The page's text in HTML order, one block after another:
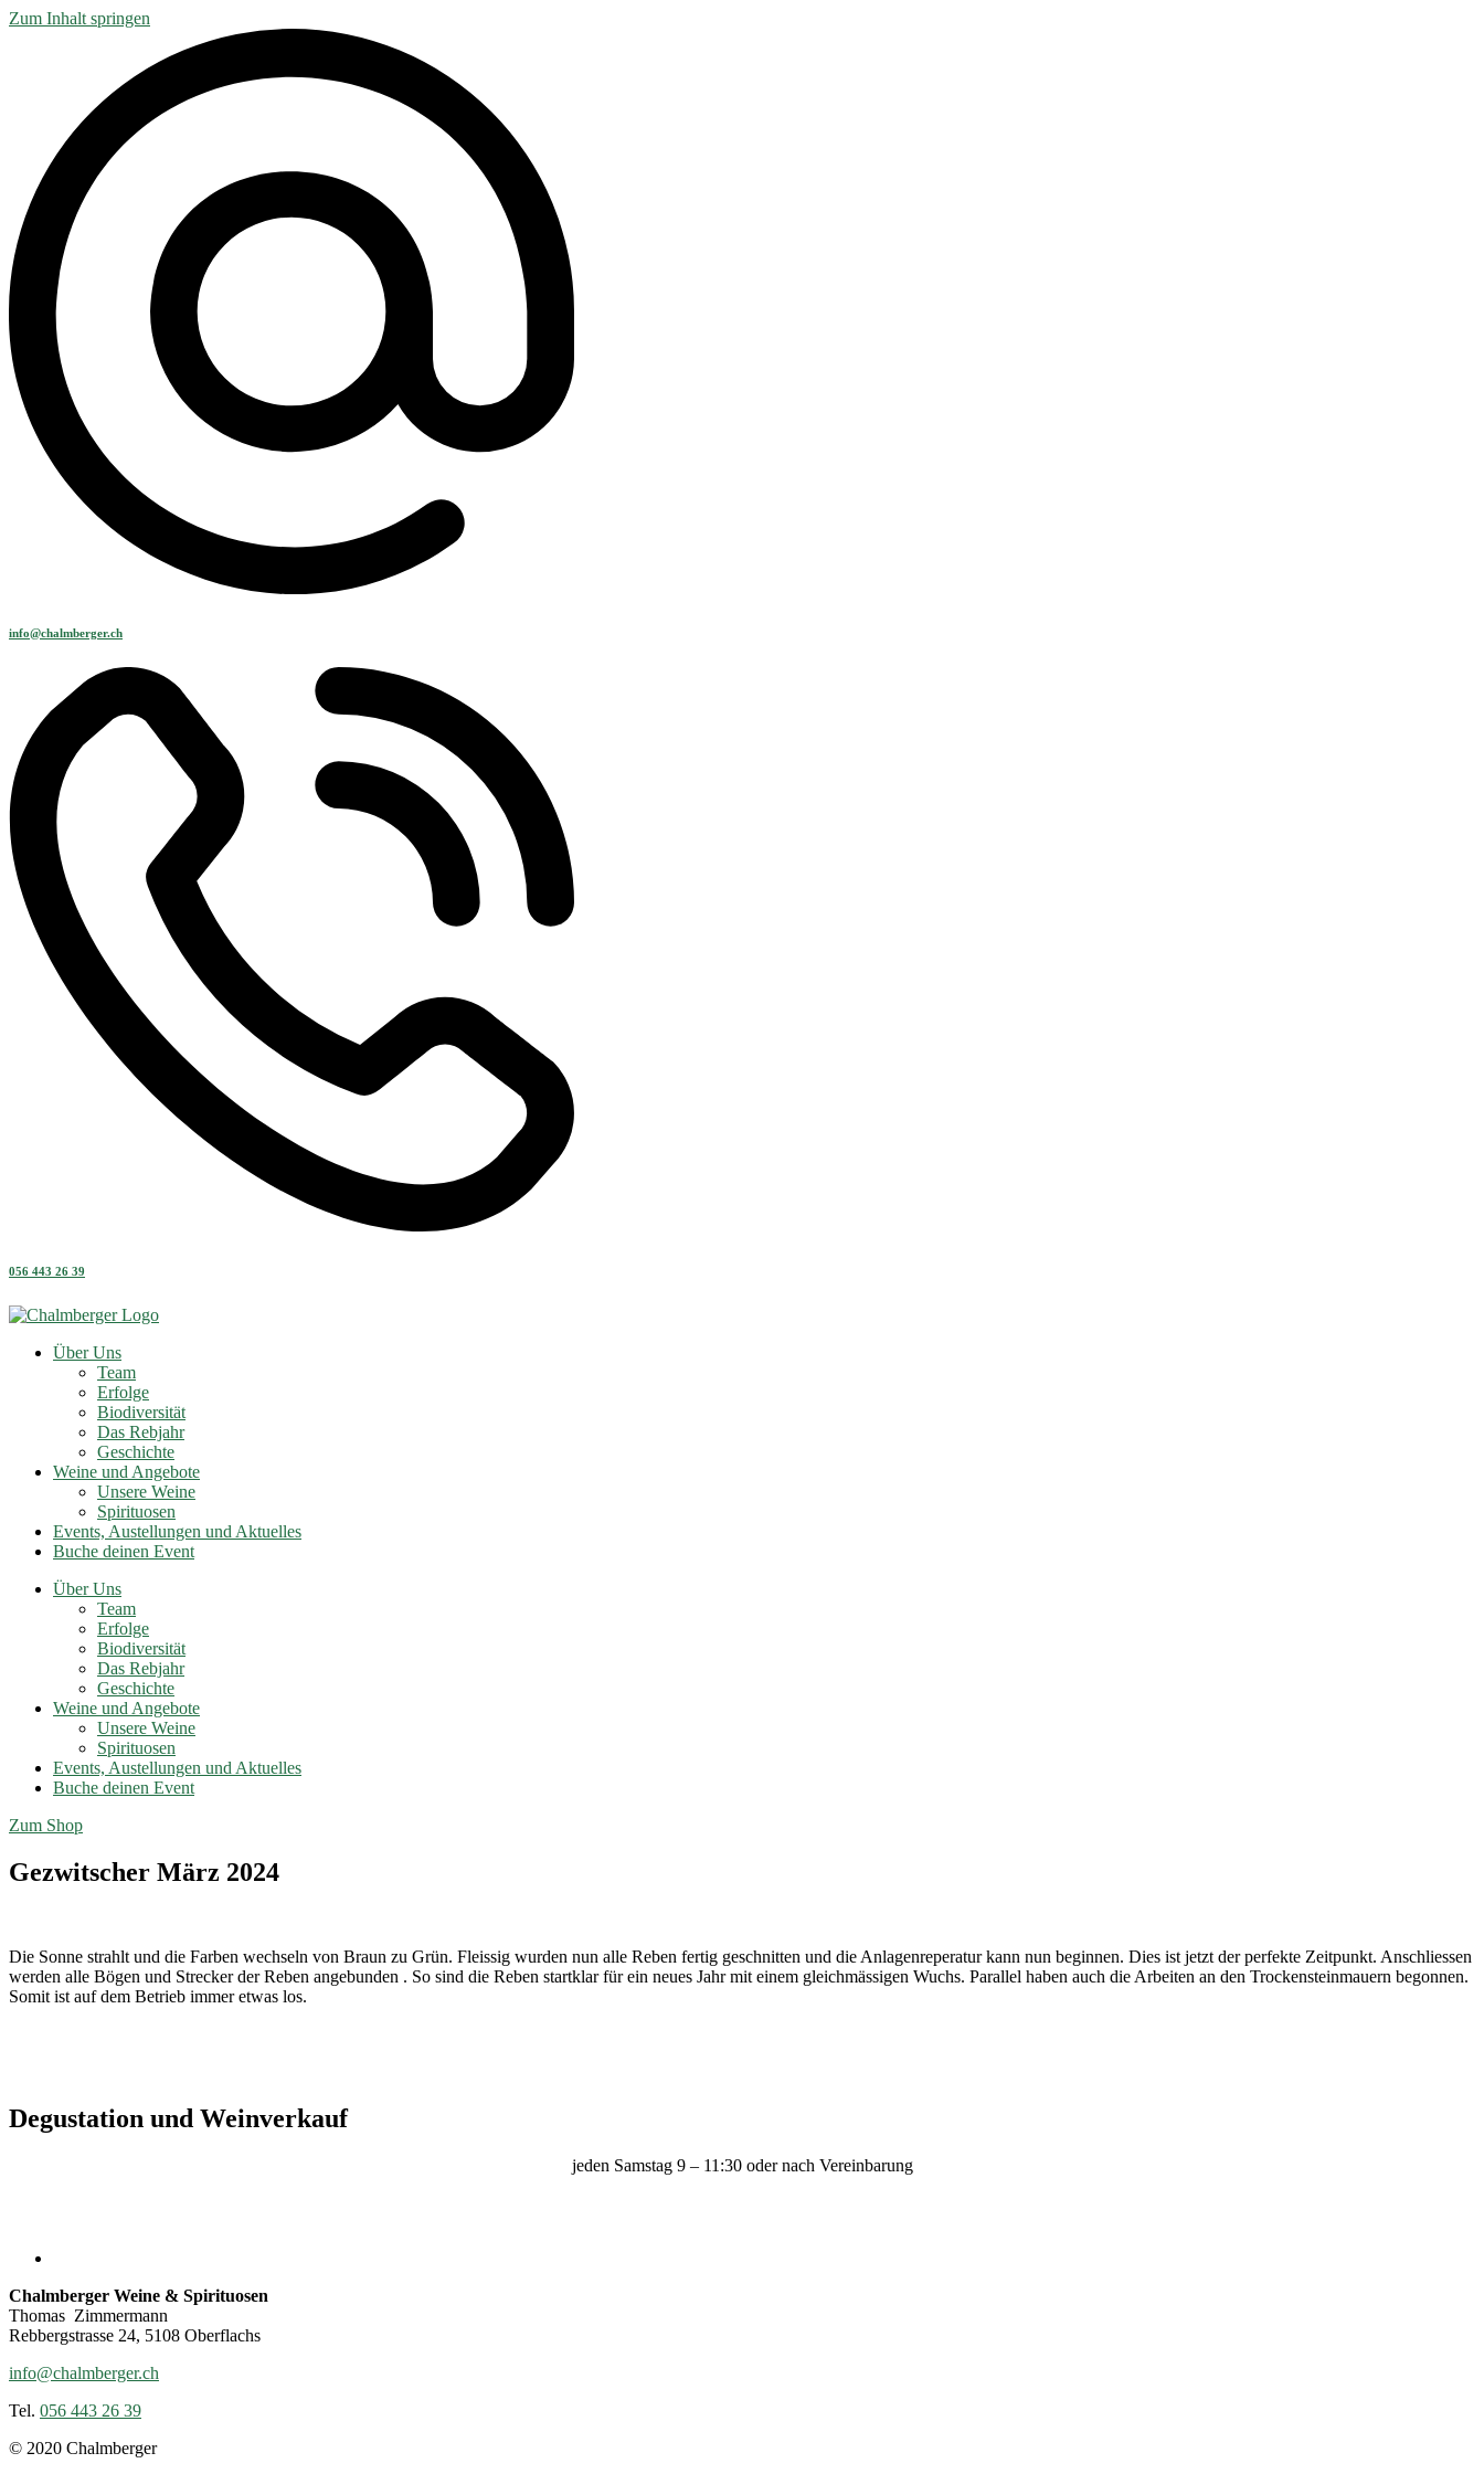
Zum Inhalt springen
info@chalmberger.ch
056 443 26 39
Über Uns
Team
Erfolge
Biodiversität
Das Rebjahr
Geschichte
Weine und Angebote
Unsere Weine
Spirituosen
Events, Austellungen und Aktuelles
Buche deinen Event
Über Uns
Team
Erfolge
Biodiversität
Das Rebjahr
Geschichte
Weine und Angebote
Unsere Weine
Spirituosen
Events, Austellungen und Aktuelles
Buche deinen Event
Zum Shop
Gezwitscher März 2024
Die Sonne strahlt und die Farben wechseln von Braun zu Grün. Fleissig wurden nun alle Reben fertig geschnitten und die Anlagenreperatur kann nun beginnen. Dies ist jetzt der perfekte Zeitpunkt. Anschliessen
werden alle Bögen und Strecker der Reben angebunden . So sind die Reben startklar für ein neues Jahr mit einem gleichmässigen Wuchs. Parallel haben auch die Arbeiten an den Trockensteinmauern begonnen.
Somit ist auf dem Betrieb immer etwas los.
Degustation und Weinverkauf
jeden Samstag 9 – 11:30 oder nach Vereinbarung
Chalmberger Weine & Spirituosen
Thomas Zimmermann
Rebbergstrasse 24, 5108 Oberflachs
info@chalmberger.ch
Tel. 056 443 26 39
© 2020 Chalmberger